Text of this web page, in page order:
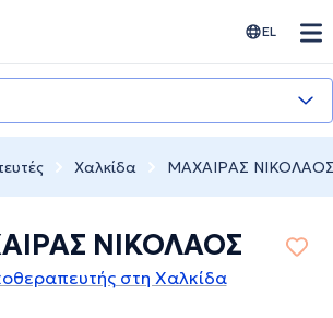
EL
Χαλκίδα ΜΑΧΑΙΡΑΣ
ΝΙΚΟΛΑΟΣ
στη Χαλκίδα